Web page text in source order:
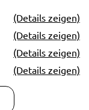
(Details zeigen)
(Details zeigen)
(Details zeigen)
(Details zeigen)
eine Volvo Jacke
Fotos mit allen Infos
Sie eine Mail,